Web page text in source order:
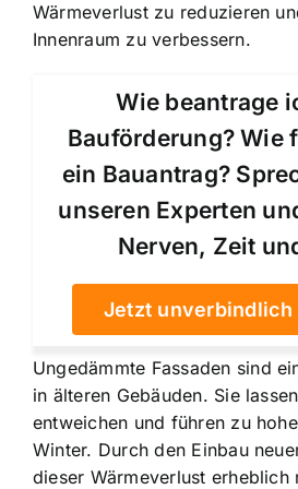
Wärmeverlust zu reduzieren
Innenraum zu verbessern.
Wie beantrage
Bauförderung? Wie
ein Bauantrag?
unseren Experten
Nerven, Zeit
Jetzt unverbindlich
Ungedämmte Fassaden sind
in älteren Gebäuden. Sie
entweichen und führen zu
Winter. Durch den Einbau
dieser Wärmeverlust erheblich